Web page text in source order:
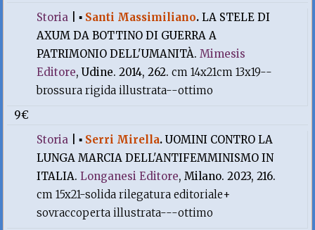
Storia |▪ Santi Massimiliano.LA STELE DI
AXUM DA BOTTINO DI GUERRA A
PATRIMONIO DELL'UMANITÀ.Mimesis
Editore, Udine. 2014, 262.cm 14x21cm 13x19--
brossura rigida illustrata--ottimo
9€
Storia |▪ Serri Mirella.UOMINI CONTRO LA
LUNGA MARCIA DELL'ANTIFEMMINISMO IN
ITALIA.Longanesi Editore, Milano. 2023, 216.
cm 15x21-solida rilegatura editoriale+
sovraccoperta illustrata---ottimo